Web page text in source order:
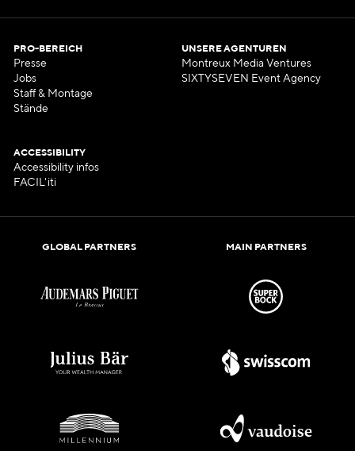
PRO-BEREICH
Presse
Jobs
Staff & Montage
Stände
UNSERE AGENTUREN
Montreux Media Ventures
SIXTYSEVEN Event Agency
ACCESSIBILITY
Accessibility infos
FACIL'iti
GLOBAL PARTNERS MAIN PARTNERS